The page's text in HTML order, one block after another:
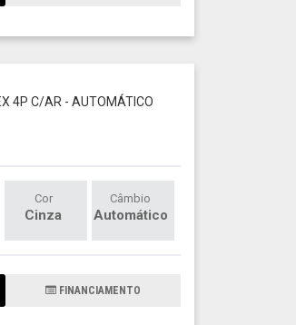
4P C/AR - AUTOMÁTICO
Cor
Cinza
Câmbio
Automático
FINANCIAMENTO